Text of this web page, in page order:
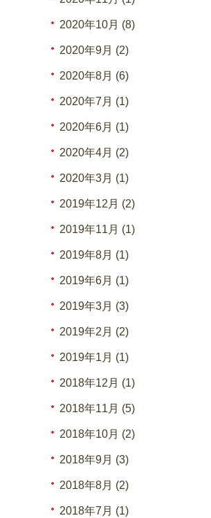
2020年10月 (8)
2020年9月 (2)
2020年8月 (6)
2020年7月 (1)
2020年6月 (1)
2020年4月 (2)
2020年3月 (1)
2019年12月 (2)
2019年11月 (1)
2019年8月 (1)
2019年6月 (1)
2019年3月 (3)
2019年2月 (2)
2019年1月 (1)
2018年12月 (1)
2018年11月 (5)
2018年10月 (2)
2018年9月 (3)
2018年8月 (2)
2018年7月 (1)